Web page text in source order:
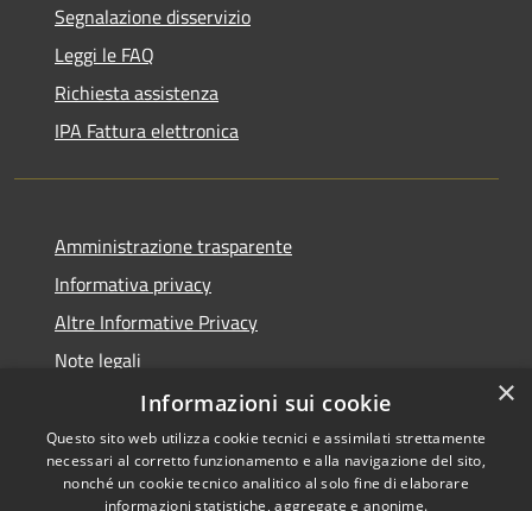
Segnalazione disservizio
Leggi le FAQ
Richiesta assistenza
IPA Fattura elettronica
Amministrazione trasparente
Informativa privacy
Altre Informative Privacy
Note legali
Dichiarazione di accessibilità
×
Informazioni sui cookie
Questo sito web utilizza cookie tecnici e assimilati strettamente
necessari al corretto funzionamento e alla navigazione del sito,
nonché un cookie tecnico analitico al solo fine di elaborare
informazioni statistiche, aggregate e anonime.